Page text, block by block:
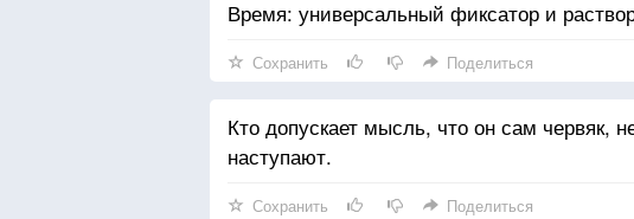
Время: универсальный фиксатор и
Сохранить Поделиться
Кто допускает мысль, что он сам червяк,
наступают.
Сохранить Поделиться